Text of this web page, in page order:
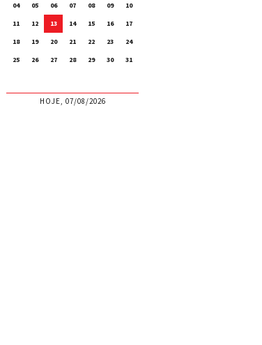
04
05 06 07 08 09
10
11
12 13 14 15 16
17
18
19 20 21 22 23
24
25
26 27 28 29 30 31
HOJE, 07/08/2026